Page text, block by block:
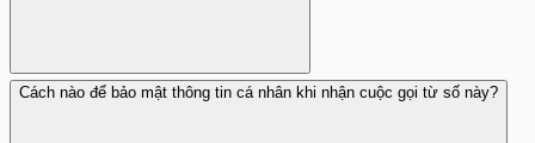
Theo như báo cáo, số này không đáng tin cậy.
Cách nào để bảo mật thông tin cá nhân khi nhận cuộc gọi từ số này?